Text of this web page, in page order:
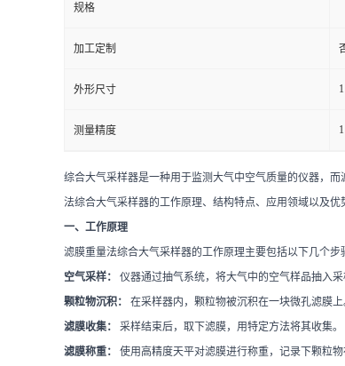
规格
加工定制
外形尺寸 1
测量精度 1
综合大气采样器是一种用于监测大气中空气质量的仪器，
法综合大气采样器的工作原理、结构特点、应用领域以及优
一、工作原理
滤膜重量法综合大气采样器的工作原理主要包括以下几个步
空气采样：
仪器通过抽气系统，将大气中的空气样品抽入采
颗粒物沉积：
在采样器内，颗粒物被沉积在一块微孔滤膜上
滤膜收集：
采样结束后，取下滤膜，用特定方法将其收集。
滤膜称重：
使用高精度天平对滤膜进行称重，记录下颗粒物